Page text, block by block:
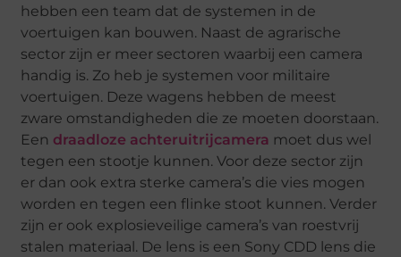
hebben een team dat de systemen in de
voertuigen kan bouwen. Naast de agrarische
sector zijn er meer sectoren waarbij een camera
handig is. Zo heb je systemen voor militaire
voertuigen. Deze wagens hebben de meest
zware omstandigheden die ze moeten doorstaan.
Een draadloze achteruitrijcamera moet dus wel
tegen een stootje kunnen. Voor deze sector zijn
er dan ook extra sterke camera’s die vies mogen
worden en tegen een flinke stoot kunnen. Verder
zijn er ook explosieveilige camera’s van roestvrij
stalen materiaal. De lens is een Sony CDD lens die